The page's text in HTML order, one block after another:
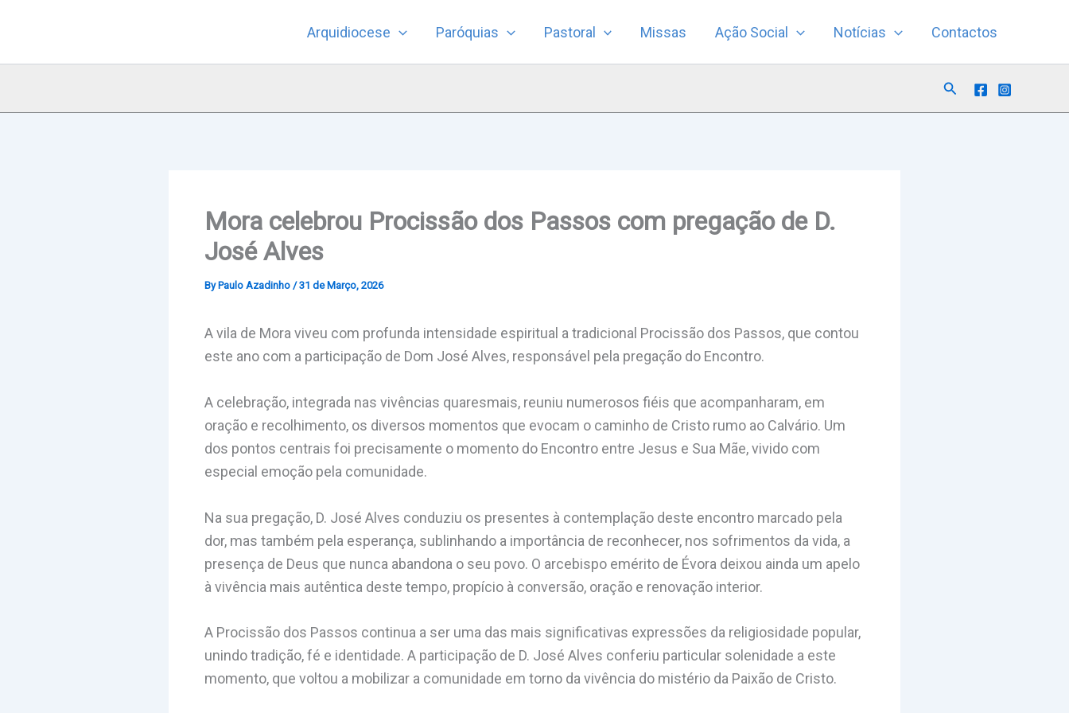
Arquidiocese Paróquias Pastoral Missas Ação Social Notícias Contactos
Search
Mora celebrou Procissão dos Passos com pregação de D.
José Alves
By Paulo Azadinho /31 de Março, 2026
A vila de Mora viveu com profunda intensidade espiritual a tradicional Procissão dos Passos, que contou
este ano com a participação de Dom José Alves, responsável pela pregação do Encontro.
A celebração, integrada nas vivências quaresmais, reuniu numerosos fiéis que acompanharam, em
oração e recolhimento, os diversos momentos que evocam o caminho de Cristo rumo ao Calvário. Um
dos pontos centrais foi precisamente o momento do Encontro entre Jesus e Sua Mãe, vivido com
especial emoção pela comunidade.
Na sua pregação, D. José Alves conduziu os presentes à contemplação deste encontro marcado pela
dor, mas também pela esperança, sublinhando a importância de reconhecer, nos sofrimentos da vida, a
presença de Deus que nunca abandona o seu povo. O arcebispo emérito de Évora deixou ainda um apelo
à vivência mais autêntica deste tempo, propício à conversão, oração e renovação interior.
A Procissão dos Passos continua a ser uma das mais significativas expressões da religiosidade popular,
unindo tradição, fé e identidade. A participação de D. José Alves conferiu particular solenidade a este
momento, que voltou a mobilizar a comunidade em torno da vivência do mistério da Paixão de Cristo.